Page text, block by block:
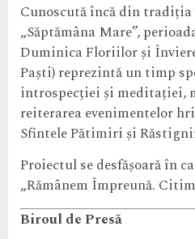
Cunoscută încă din
„Săptămâna Mare”,
Duminica Floriilor și
Paști) reprezintă un timp
introspecției și meditației,
reiterarea evenimentelor
Sfintele Pătimiri și
Proiectul se desfășoară în
„Rămânem Împreună.
Biroul de Presă